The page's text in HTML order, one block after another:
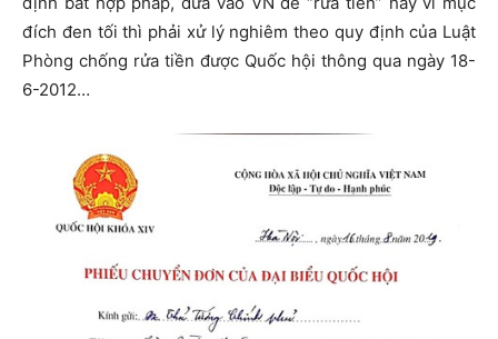
đích đen tối thì phải xử lý nghiêm theo quy định của Luật
Phòng chống rửa tiền được Quốc hội thông qua ngày 18-
6-2012…